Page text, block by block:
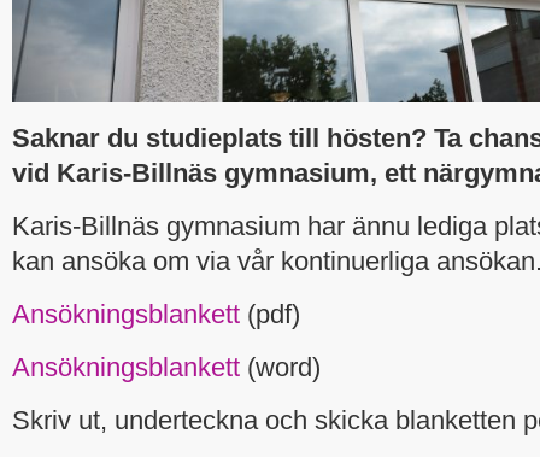
Saknar du studieplats till hösten? Ta
vid Karis-Billnäs gymnasium, ett
Karis-Billnäs gymnasium har ännu lediga
kan ansöka om via vår kontinuerliga
Ansökningsblankett (pdf)
Ansökningsblankett (word)
Skriv ut, underteckna och skicka blanketten